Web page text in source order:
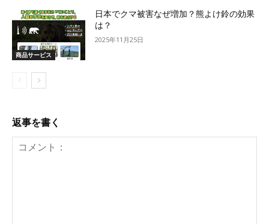
商品サービス
日本でクマ被害なぜ増加？熊よけ鈴の効果
は？
2025年11月25日
返事を書く